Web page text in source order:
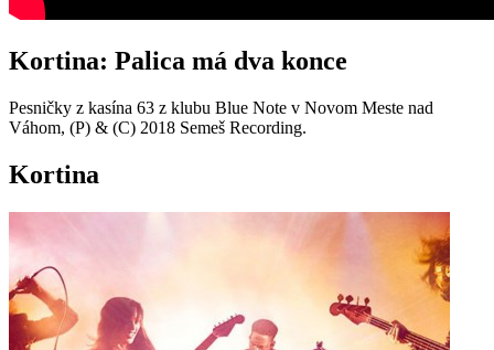
Kortina: Palica má dva konce
Pesničky z kasína 63 z klubu Blue Note v Novom Meste nad
Váhom, (P) & (C) 2018 Semeš Recording.
Kortina